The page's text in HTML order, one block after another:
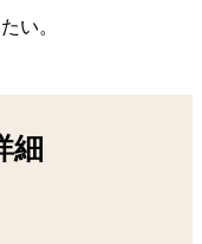
い。
細